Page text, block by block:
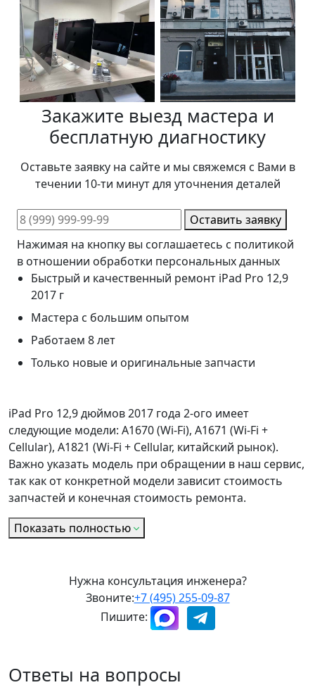
Закажите выезд мастера и
бесплатную диагностику
Оставьте заявку на сайте и мы свяжемся с Вами в
течении 10-ти минут для уточнения деталей
Оставить заявку
Нажимая на кнопку вы соглашаетесь с политикой
в отношении обработки персональных данных
Быстрый и качественный ремонт iPad Pro 12,9
2017 г
Мастера с большим опытом
Работаем 8 лет
Только новые и оригинальные запчасти
iPad Pro 12,9 дюймов 2017 года 2-ого имеет
следующие модели: A1670 (Wi-Fi), A1671 (Wi-Fi +
Cellular), A1821 (Wi-Fi + Cellular, китайский рынок).
Важно указать модель при обращении в наш сервис,
так как от конкретной модели зависит стоимость
запчастей и конечная стоимость ремонта.
Показать полностью
Нужна консультация инженера?
Звоните:+7 (495) 255-09-87
Пишите:
Ответы на вопросы